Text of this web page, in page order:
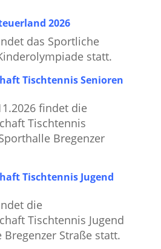
2026
das Sportliche
statt.
Tischtennis Senioren
findet die
Tischtennis
Bregenzer
Tischtennis Jugend
die
Tischtennis Jugend
Straße statt.